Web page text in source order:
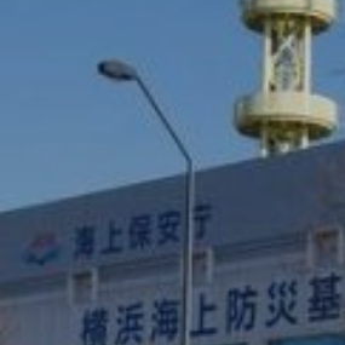
MM TOWN NEWS
みなとみらい21再発見
横浜みなとみらい21の取組
会員名簿
事業計画・収支予算
事業報告・計算書式
エリアマネジメントの推進
防災対策
文化・プロモーション
地域活性化の推進
これまでの事業
みなとみらい21の街づくり
みなとみらい21の立地・アクセス
みなとみらい21インフォメーショ
みなとみらい21データベース
施設
中央地区
新港地区
メニューを閉じ